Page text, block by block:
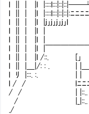
l || | |l
l || | |l |::::l:::|::|::|:ﾆ
l || | |l |j
l || | |l |
l || | |l |
l || | |l |￣￣￣
l || | |l /::. [
l || |＿|/: : .
l ﾘ |:::. :. | | ［
l / / lﾆﾆﾆ
/ / |
/ |_|::.. |
./